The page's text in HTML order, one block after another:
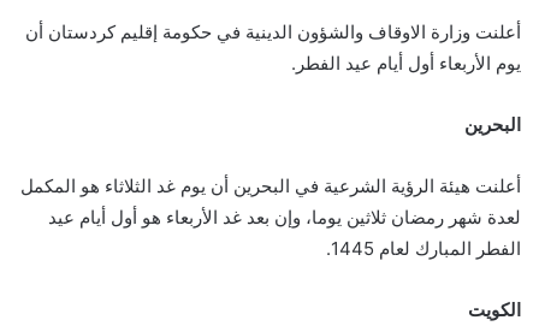
أعلنت وزارة الاوقاف والشؤون الدينية في حكومة إقليم كردستان أن
يوم الأربعاء أول أيام عيد الفطر.
البحرين
أعلنت هيئة الرؤية الشرعية في البحرين أن يوم غد الثلاثاء هو المكمل
لعدة شهر رمضان ثلاثين يوما، وإن بعد غد الأربعاء هو أول أيام عيد
الفطر المبارك لعام 1445.
الكويت